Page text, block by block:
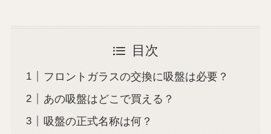
目次
フロントガラスの交換に吸盤は必要？
あの吸盤はどこで買える？
吸盤の正式名称は何？